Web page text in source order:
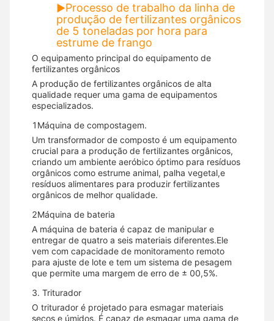
▶Processo de trabalho da linha de
produção de fertilizantes orgânicos
de 5 toneladas por hora para
estrume de frango
O equipamento principal do equipamento de
fertilizantes orgânicos
A produção de fertilizantes orgânicos de alta
qualidade requer uma gama de equipamentos
especializados.
1Máquina de compostagem.
Um transformador de composto é um equipamento
crucial para a produção de fertilizantes orgânicos,
criando um ambiente aeróbico óptimo para resíduos
orgânicos como estrume animal, palha vegetal,e
resíduos alimentares para produzir fertilizantes
orgânicos de melhor qualidade.
2Máquina de bateria
A máquina de bateria é capaz de manipular e
entregar de quatro a seis materiais diferentes.Ele
vem com capacidade de monitoramento remoto
para ajuste de lote e tem um sistema de pesagem
que permite uma margem de erro de ± 00,5%.
3. Triturador
O triturador é projetado para esmagar materiais
secos e úmidos. É capaz de esmagar uma gama de